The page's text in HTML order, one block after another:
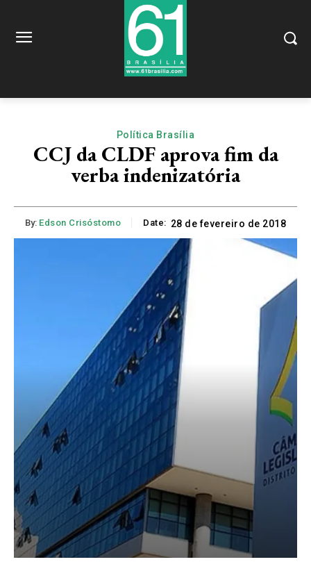
Política Brasília
CCJ da CLDF aprova fim da
verba indenizatória
By: Edson Crisóstomo Date: 28 de fevereiro de 2018